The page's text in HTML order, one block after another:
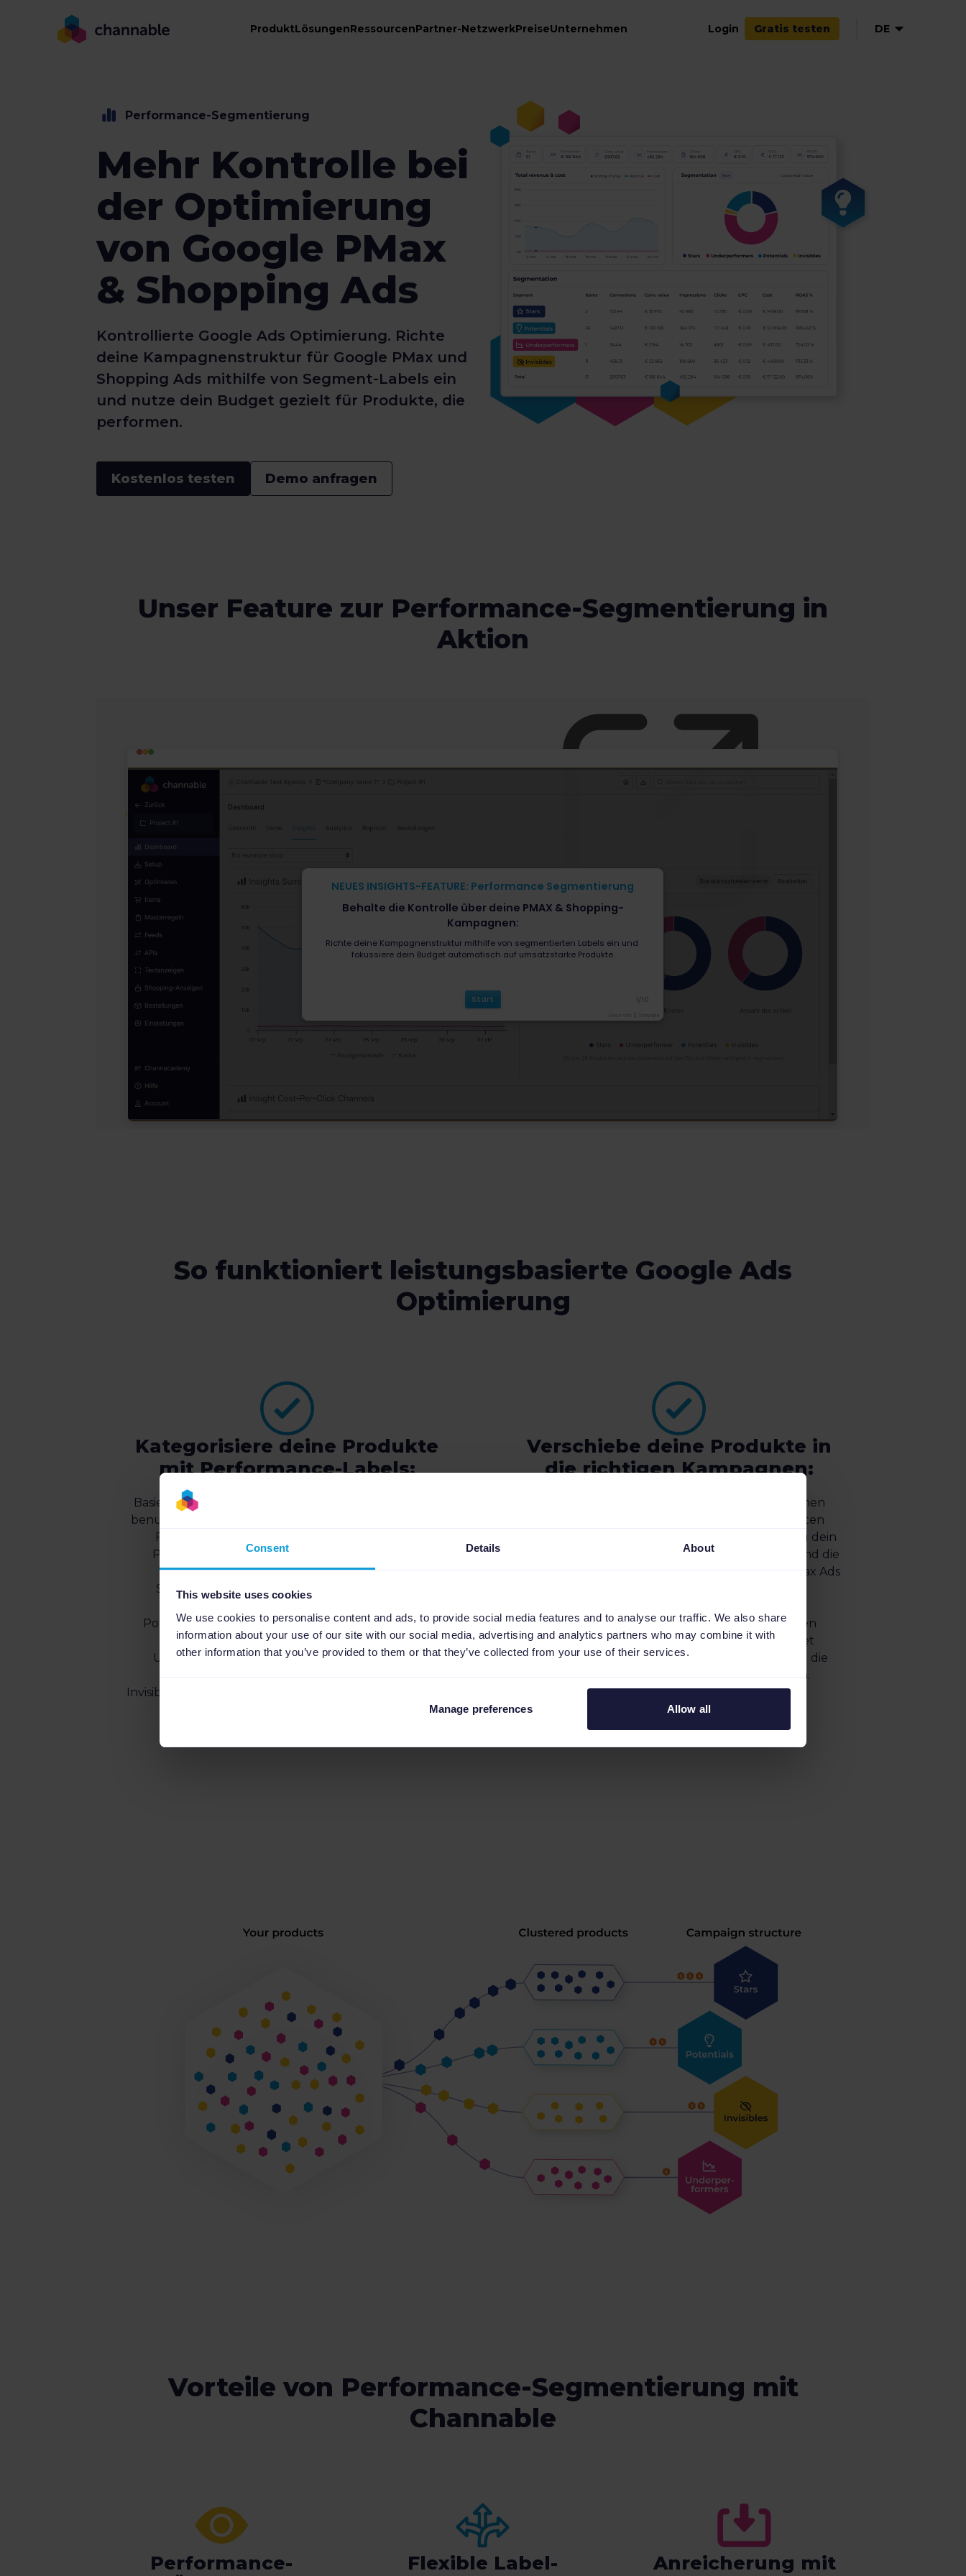
Consent Details About
This website uses cookies
We use cookies to personalise content and ads, to provide social media features and to analyse our traffic. We also share
information about your use of our site with our social media, advertising and analytics partners who may combine it with
other information that you’ve provided to them or that they’ve collected from your use of their services.
Manage preferences Allow all
ProduktLösungenRessourcenPartner-NetzwerkPreiseUnternehmen Login Gratis testen DE
Performance-Segmentierung
Mehr Kontrolle bei
der Optimierung
von Google PMax
& Shopping Ads
Kontrollierte Google Ads Optimierung. Richte
deine Kampagnenstruktur für Google PMax und
Shopping Ads mithilfe von Segment-Labels ein
und nutze dein Budget gezielt für Produkte, die
performen.
Kostenlos testen Demo anfragen
Unser Feature zur Performance-Segmentierung in
Aktion
So funktioniert leistungsbasierte Google Ads
Optimierung
Kategorisiere deine Produkte
mit Performance-Labels:
Basierend auf Klicks und ROAS (oder deinen eigenen
benutzerdefinierten Kennzahlen) teilt unser Insights-
Feature deine Produkte automatisch in Stars,
Potentials, Underperformers und Invisibles ein.
Stars sind deine Top-Produkte, die am besten
Potentials sind gut funktionierende Produkte mit
Wachstumspotenzial.
Underperformer sind schlecht abschneidende
Invisibles sind verborgen und ihre Performance ist nicht
Verschiebe deine Produkte in
die richtigen Kampagnen:
Mithilfe von Performance-Segmentierung können
Produkte problemlos anhand von Leistungsdaten
bewertet und kategorisiert werden. So kannst du dein
Budget auf Produkte mit Wirkung fokussieren und die
Gesamtleistung deiner Google Shopping und PMax Ads
Produkte werden dynamisch in die effektivsten
Kampagnen verschoben, wodurch das Budget
automatisch auf Star-Produkte umgeleitet und die
Kosten für Underperformer gesenkt werden.
Vorteile von Performance-Segmentierung mit
Channable
Performance-
Flexible Label-
Anreicherung mit